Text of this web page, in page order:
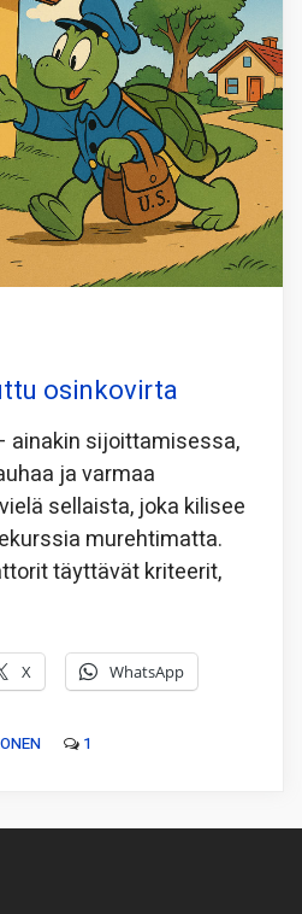
osinkovirta
ainakin sijoittamisessa,
ja varmaa
sellaista, joka kilisee
murehtimatta.
täyttävät kriteerit,
X WhatsApp
1